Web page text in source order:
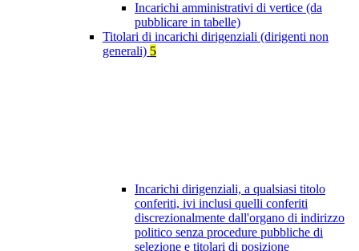
Incarichi amministrativi di vertice (da
pubblicare in tabelle)
Titolari di incarichi dirigenziali (dirigenti non
generali) 5
Incarichi dirigenziali, a qualsiasi titolo
conferiti, ivi inclusi quelli conferiti
discrezionalmente dall'organo di indirizzo
politico senza procedure pubbliche di
selezione e titolari di posizione